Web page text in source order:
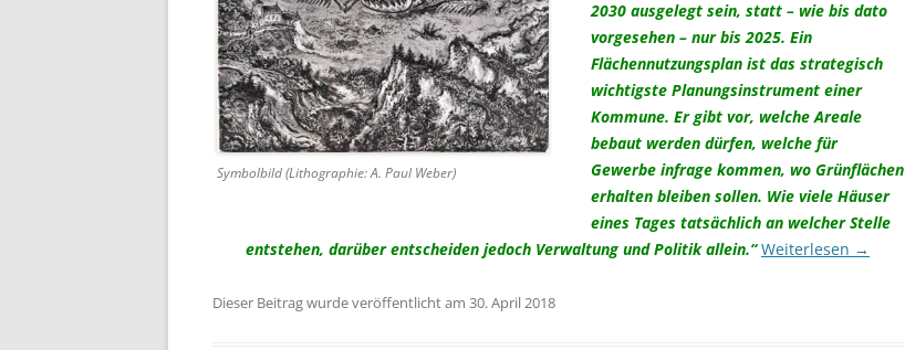
Symbolbild (Lithographie: A. Paul Weber)
2030 ausgelegt sein, statt – wie bis dato
vorgesehen – nur bis 2025. Ein
Flächennutzungsplan ist das strategisch
wichtigste Planungsinstrument einer
Kommune. Er gibt vor, welche Areale
bebaut werden dürfen, welche für
Gewerbe infrage kommen, wo Grünflächen
erhalten bleiben sollen. Wie viele Häuser
eines Tages tatsächlich an welcher Stelle
entstehen, darüber entscheiden jedoch Verwaltung und Politik allein.“ Weiterlesen →
Dieser Beitrag wurde veröffentlicht am 30. April 2018